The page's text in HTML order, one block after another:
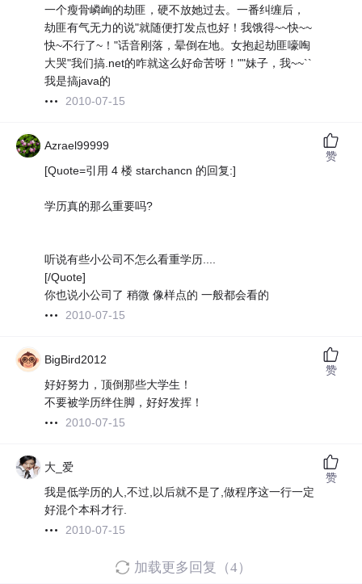
一个瘦骨嶙峋的劫匪，硬不放她过去。一番纠缠后，
劫匪有气无力的说"就随便打发点也好！我饿得~~快~~
快~不行了~！"话音刚落，晕倒在地。女抱起劫匪嚎啕
大哭"我们搞.net的咋就这么好命苦呀！""妹子，我~~``
我是搞java的
2010-07-15
Azrael99999
[Quote=引用 4 楼 starchancn 的回复:]
学历真的那么重要吗?
听说有些小公司不怎么看重学历....
[/Quote]
你也说小公司了 稍微 像样点的 一般都会看的
2010-07-15
赞
BigBird2012
好好努力，顶倒那些大学生！
不要被学历绊住脚，好好发挥！
2010-07-15
赞
大_爱
我是低学历的人,不过,以后就不是了,做程序这一行一定
好混个本科才行.
2010-07-15
赞
加载更多回复（4）